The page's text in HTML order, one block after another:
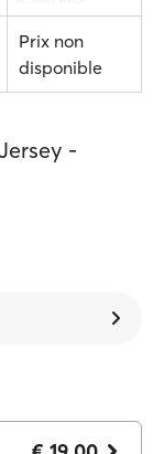
Prix non
disponible
-